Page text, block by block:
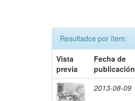
Resultados por ítem:
Vista
previa
Fecha de
publicación
2013-08-09